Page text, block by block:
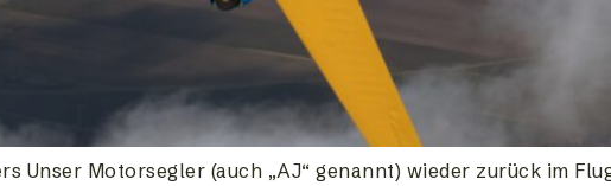
Unser Motorsegler (auch „AJ“ genannt) wieder zurück im